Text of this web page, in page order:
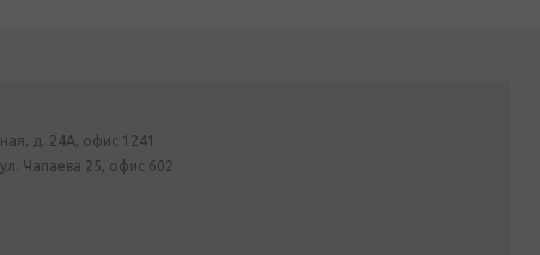
д. 24А, офис 1241
Чапаева 25, офис 602